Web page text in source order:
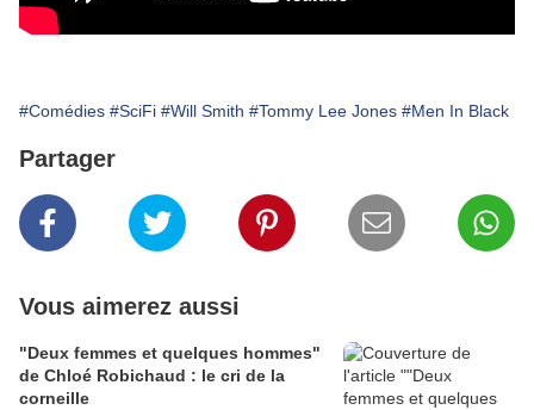
#Comédies #SciFi #Will Smith #Tommy Lee Jones #Men In Black
Partager
Vous aimerez aussi
"Deux femmes et quelques hommes"
de Chloé Robichaud : le cri de la
corneille